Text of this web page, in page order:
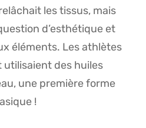
les tissus, mais
d’esthétique et
éléments. Les athlètes
des huiles
une première forme
!